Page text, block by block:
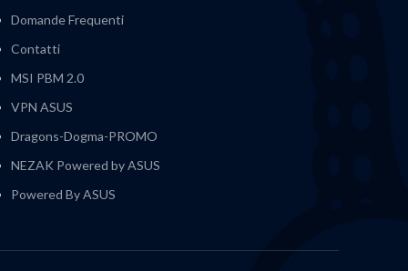
Domande Frequenti
Contatti
MSI PBM 2.0
VPN ASUS
Dragons-Dogma-PROMO
NEZAK Powered by ASUS
Powered By ASUS